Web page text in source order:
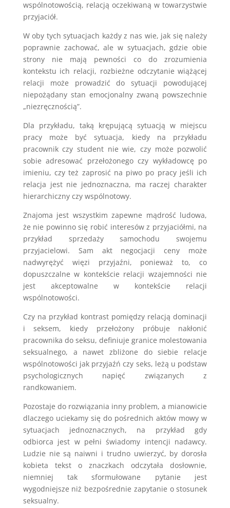
wspólnotowością, relacją oczekiwaną w towarzystwie
przyjaciół.
W oby tych sytuacjach każdy z nas wie, jak się należy
poprawnie zachować, ale w sytuacjach, gdzie obie
strony nie mają pewności co do zrozumienia
kontekstu ich relacji, rozbieżne odczytanie wiążącej
relacji może prowadzić do sytuacji powodującej
niepożądany stan emocjonalny zwaną powszechnie
„niezręcznością”.
Dla przykładu, taką krępującą sytuacją w miejscu
pracy może być sytuacja, kiedy na przykładu
pracownik czy student nie wie, czy może pozwolić
sobie adresować przełożonego czy wykładowcę po
imieniu, czy też zaprosić na piwo po pracy jeśli ich
relacja jest nie jednoznaczna, ma raczej charakter
hierarchiczny czy wspólnotowy.
Znajoma jest wszystkim zapewne mądrość ludowa,
że nie powinno się robić interesów z przyjaciółmi, na
przykład sprzedaży samochodu swojemu
przyjacielowi. Sam akt negocjacji ceny może
nadwyrężyć więzi przyjaźni, ponieważ to, co
dopuszczalne w kontekście relacji wzajemności nie
jest akceptowalne w kontekście relacji
wspólnotowości.
Czy na przykład kontrast pomiędzy relacją dominacji
i seksem, kiedy przełożony próbuje nakłonić
pracownika do seksu, definiuje granice molestowania
seksualnego, a nawet zbliżone do siebie relacje
wspólnotowości jak przyjaźń czy seks, leżą u podstaw
psychologicznych napięć związanych z
randkowaniem.
Pozostaje do rozwiązania inny problem, a mianowicie
dlaczego uciekamy się do pośrednich aktów mowy w
sytuacjach jednoznacznych, na przykład gdy
odbiorca jest w pełni świadomy intencji nadawcy.
Ludzie nie są naiwni i trudno uwierzyć, by dorosła
kobieta tekst o znaczkach odczytała dosłownie,
niemniej tak sformułowane pytanie jest
wygodniejsze niż bezpośrednie zapytanie o stosunek
seksualny.